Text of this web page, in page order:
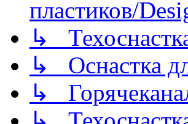
пластиков/
↳
↳ Оснастка
↳